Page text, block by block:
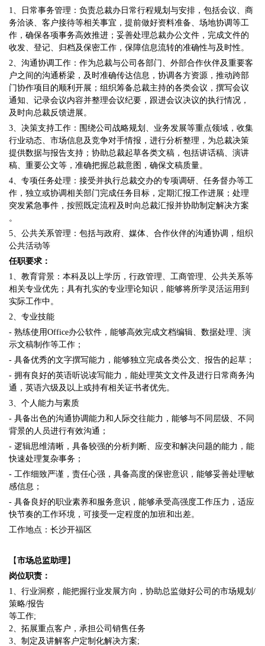
1、日常事务管理：负责总裁办日常行程规划与安排，包括会议、商
务洽谈、客户接待等相关事宜，提前做好资料准备、场地协调等工
作，确保各项事务高效推进；妥善处理总裁办公文件，完成文件的
收发、登记、归档及保密工作，保障信息流转的准确性与及时性。
2、沟通协调工作：作为总裁与公司各部门、外部合作伙伴及重要客
户之间的沟通桥梁，及时准确传达信息，协调各方资源，推动跨部
门协作项目的顺利开展；组织筹备总裁主持的各类会议，撰写会议
通知、记录会议内容并整理会议纪要，跟进会议决议的执行情况，
及时向总裁反馈进展。
3、决策支持工作：围绕公司战略规划、业务发展等重点领域，收集
行业动态、市场信息及竞争对手情报，进行分析整理，为总裁决策
提供数据与报告支持；协助总裁起草各类文稿，包括讲话稿、演讲
稿、重要公文等，准确把握总裁意图，确保文稿质量。
4、专项任务处理：接受并执行总裁交办的专项调研、任务督办等工
作，独立或协调相关部门完成任务目标，定期汇报工作进展；处理
突发紧急事件，按照既定流程及时向总裁汇报并协助制定解决方案
。
5、公共关系管理：包括与政府、媒体、合作伙伴的沟通协调，组织
公共活动等
任职要求：
1、教育背景：本科及以上学历，行政管理、工商管理、公共关系等
相关专业优先；具有扎实的专业理论知识，能够将所学灵活运用到
实际工作中。
2、专业技能
- 熟练使用Office办公软件，能够高效完成文档编辑、数据处理、演
示文稿制作等工作；
- 具备优秀的文字撰写能力，能够独立完成各类公文、报告的起草；
- 拥有良好的英语听说读写能力，能处理英文文件及进行日常商务沟
通，英语六级及以上或持有相关证书者优先。
3、个人能力与素质
- 具备出色的沟通协调能力和人际交往能力，能够与不同层级、不同
背景的人员进行有效沟通；
- 逻辑思维清晰，具备较强的分析判断、应变和解决问题的能力，能
快速处理复杂事务；
- 工作细致严谨，责任心强，具备高度的保密意识，能够妥善处理敏
感信息；
- 具备良好的职业素养和服务意识，能够承受高强度工作压力，适应
快节奏的工作环境，可接受一定程度的加班和出差。
工作地点：长沙开福区
【市场总监助理】
岗位职责：
1、行业洞察，能把握行业发展方向，协助总监做好公司的市场规划/
策略/报告
等工作;
2、拓展重点客户，承担公司销售任务
3、制定及讲解客户定制化解决方案;